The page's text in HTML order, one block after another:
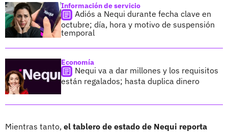
Información de servicio
Adiós a Nequi durante fecha clave en
octubre; día, hora y motivo de suspensión
temporal
Economía
Nequi va a dar millones y los requisitos
están regalados; hasta duplica dinero
Mientras tanto, el tablero de estado de Nequi reporta